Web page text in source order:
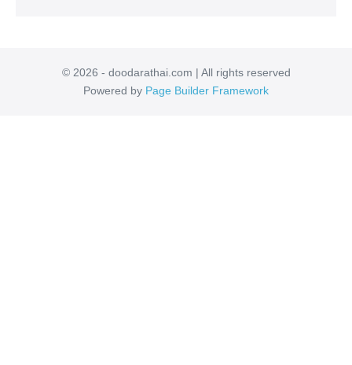
© 2026 - doodarathai.com | All rights reserved
Powered by Page Builder Framework